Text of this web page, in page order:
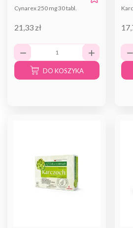
Cynarex 250 mg 30 tabl.
21,33 zł
DO KOSZYKA